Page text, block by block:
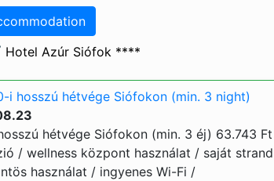
Azúr Siófok ****
hosszú hétvége Siófokon (min. 3 night)
hétvége Siófokon (min. 3 éj) 63.743 Ft
/ wellness központ használat / saját strand
használat / ingyenes Wi-Fi /